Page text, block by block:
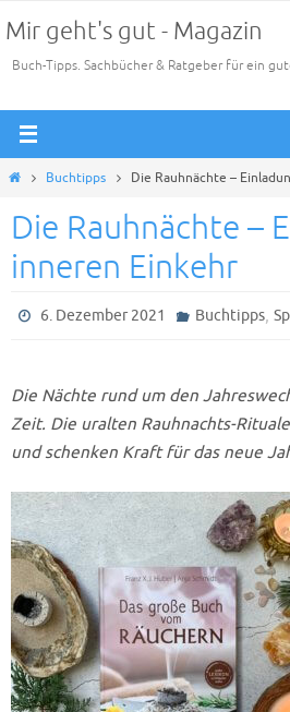
Inhalt
springen
Mir geht's gut - Magazin
Buch-Tipps. Sachbücher & Ratgeber für ein
StartBuchtipps Die Rauhnächte –
Die Rauhnächte –
inneren Einkehr
6. Dezember 2021 Buchtipps,
Die Nächte rund um den
Zeit. Die uralten Rauhnachts-
und schenken Kraft für das neue